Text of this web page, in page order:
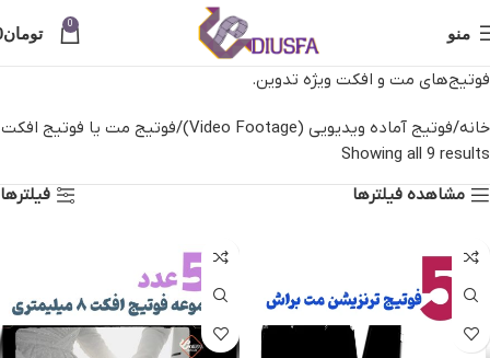
منو 0 تومان
فوتیج‌های مت و افکت ویژه تدوین.
خانه فوتیج آماده ویدیویی (Video Footage)
فوتیج مت یا فوتیج افکت
Showing all 9 results
مشاهده فیلترها
فیلترها